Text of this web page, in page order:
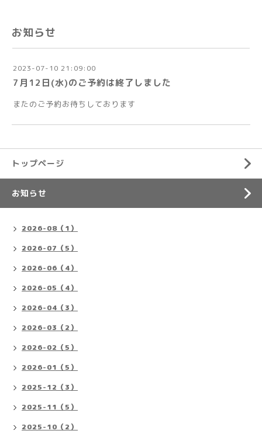
お知らせ
2023-07-10 21:09:00
7月12日(水)のご予約は終了しました
またのご予約お待ちしております
トップページ
お知らせ
2026-08（1）
2026-07（5）
2026-06（4）
2026-05（4）
2026-04（3）
2026-03（2）
2026-02（5）
2026-01（5）
2025-12（3）
2025-11（5）
2025-10（2）